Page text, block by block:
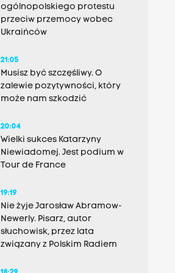
ogólnopolskiego protestu
przeciw przemocy wobec
Ukraińców
21:05
Musisz być szczęśliwy. O
zalewie pozytywności, który
może nam szkodzić
20:04
Wielki sukces Katarzyny
Niewiadomej. Jest podium w
Tour de France
19:19
Nie żyje Jarosław Abramow-
Newerly. Pisarz, autor
słuchowisk, przez lata
związany z Polskim Radiem